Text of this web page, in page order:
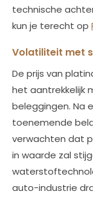
technische
kun je terecht op
Volatiliteit met
De prijs van
het aantrekkelijk
beleggingen. Na
toenemende
verwachten dat
in waarde zal
auto-industrie